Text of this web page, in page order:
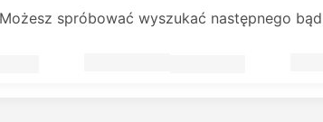
spróbować wyszukać następnego